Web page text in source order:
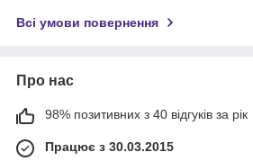
Всі умови повернення
Про нас
98% позитивних з 40 відгуків за рік
Працює з 30.03.2015